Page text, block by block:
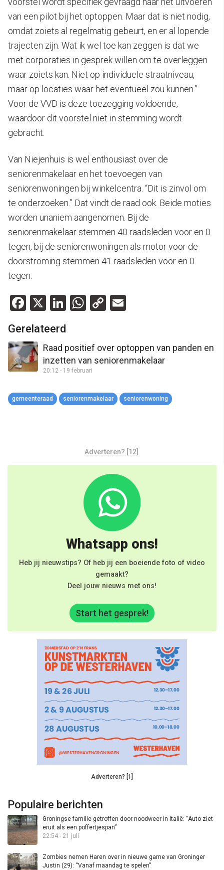
van een pilot bij het optoppen. Maar dat is niet nodig,
omdat zoiets al regelmatig gebeurt, en er al lopende
trajecten zijn. Wat ik wel toe kan zeggen is dat we
met corporaties in gesprek willen om te overleggen
waar zoiets kan. Niet op individuele straatniveau,
maar op locaties waar het eventueel zou kunnen.”
Voor de VVD is deze toezegging voldoende,
waardoor dit voorstel niet in stemming wordt
gebracht.
Van Niejenhuis is wel enthousiast over de
seniorenmakelaar en het toevoegen van
seniorenwoningen bij winkelcentra. “Dit is zinvol om
te onderzoeken.” Dat vindt de raad ook. Beide moties
worden unaniem aangenomen. Bij de
seniorenmakelaar stemmen 40 raadsleden voor en 0
tegen, bij de seniorenwoningen als motor voor de
doorstroming stemmen 41 raadsleden voor en 0
tegen.
Facebook
X LinkedIn
WhatsApp
Copy
Gerelateerd
Raad positief over optoppen van panden en
inzetten van seniorenmakelaar
20:12 - 19 februari
gemeenteraad seniorenmakelaar seniorenwoning
Adverteren? [12]
Whatsapp ons!
Heb jij nieuwstips? Of heb jij een boeiende foto of video
gemaakt?
Deel jouw nieuws met ons!
Start het gesprek!
Adverteren? [1]
Populaire berichten
Groningse familie getroffen door noodweer in Italië: “Auto ziet
eruit als een poffertjespan”
22:54 - 21 juli
Zombies nemen Haren over in nieuwe game van Groninger
Justin (29): “Vanaf maandag te spelen”